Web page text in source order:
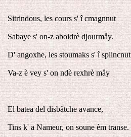
Sitrindous, les cours s' î cmagnnut
Sabaye s' on-z aboidrè djourmåy.
D' angoxhe, les stoumaks s' î splincnut
Va-z è vey s' on ndè rexhrè måy
El batea del disbåtche avance,
Tins k' a Nameur, on soune èm transe.